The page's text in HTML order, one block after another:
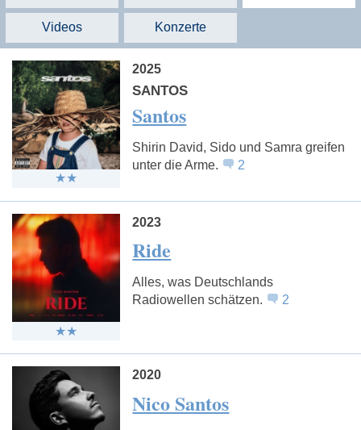
Videos Konzerte
2025
SANTOS
Santos
Shirin David, Sido und Samra greifen
unter die Arme.
2
2023
Ride
Alles, was Deutschlands
Radiowellen schätzen.
2
2020
Nico Santos